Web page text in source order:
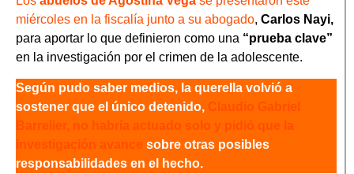
miércoles en la fiscalía junto a su abogado, Carlos Nayi,
para aportar lo que definieron como una “prueba clave”
en la investigación por el crimen de la adolescente.
Según pudo saber medios, la querella volvió a
sostener que el único detenido, Claudio Gabriel
Barrelier, no habría actuado solo y pidió que la
investigación avance sobre otras posibles
responsabilidades en el hecho.